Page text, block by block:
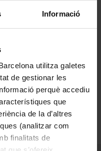
Informació
utilitza galetes
de gestionar les
perquè accediu
que
de la d’altres
(analitzar com
finalitats de
anglès
de Teams,
del següent